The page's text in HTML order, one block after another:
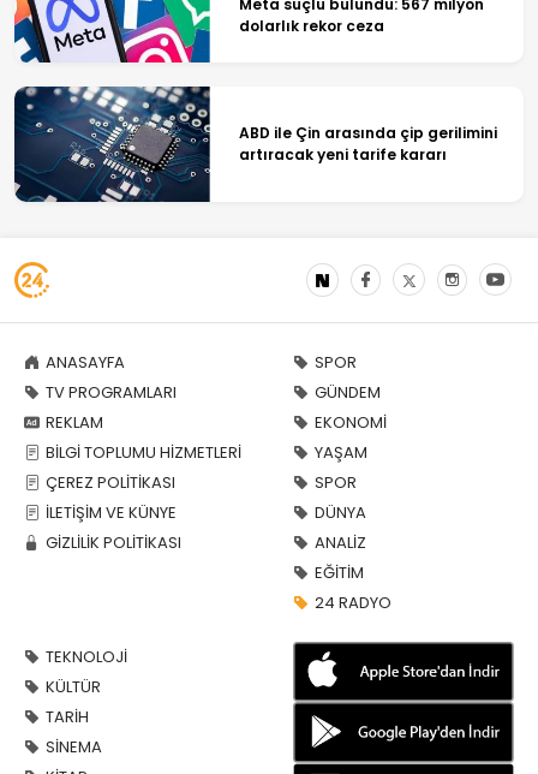
Meta suçlu bulundu: 567 milyon
dolarlık rekor ceza
ABD ile Çin arasında çip gerilimini
artıracak yeni tarife kararı
ANASAYFA
TV PROGRAMLARI
REKLAM
BİLGİ TOPLUMU HİZMETLERİ
ÇEREZ POLİTİKASI
İLETİŞİM VE KÜNYE
GİZLİLİK POLİTİKASI
SPOR
GÜNDEM
EKONOMİ
YAŞAM
SPOR
DÜNYA
ANALİZ
EĞİTİM
24 RADYO
TEKNOLOJİ
KÜLTÜR
TARİH
SİNEMA